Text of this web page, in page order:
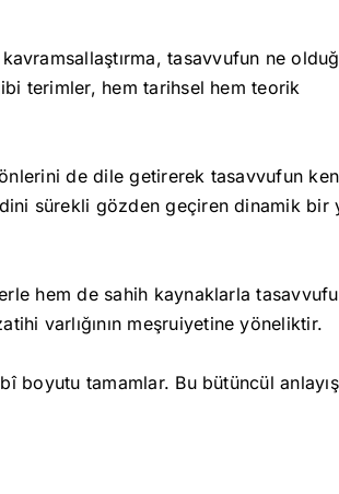
tasavvufun ne
terimler, hem tarihsel hem teorik
de dile getirerek tasavvufun
sürekli gözden geçiren dinamik bir
hem de sahih kaynaklarla
varlığının meşruiyetine yöneliktir.
boyutu tamamlar. Bu bütüncül